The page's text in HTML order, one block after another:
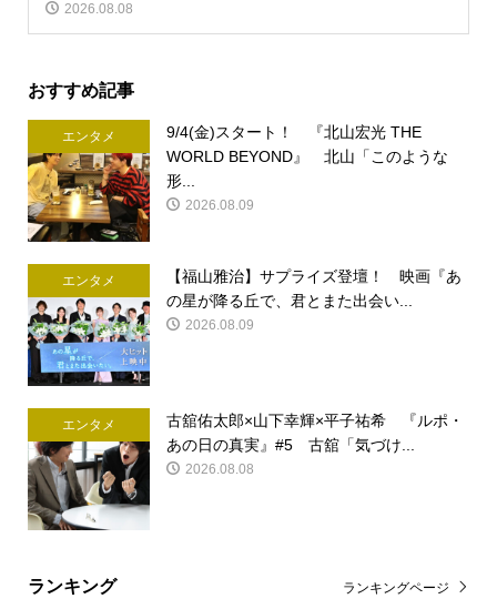
2026.08.08
おすすめ記事
エンタメ
9/4(金)スタート！ 『北山宏光 THE
WORLD BEYOND』 北山「このような
形...
2026.08.09
エンタメ
【福山雅治】サプライズ登壇！ 映画『あ
の星が降る丘で、君とまた出会い...
2026.08.09
エンタメ
古舘佑太郎×山下幸輝×平子祐希 『ルポ・
あの日の真実』#5 古舘「気づけ...
2026.08.08
ランキング ランキングページ